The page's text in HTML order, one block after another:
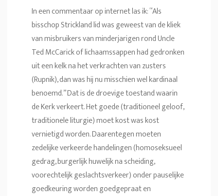
In een commentaar op internet las ik: “Als
bisschop Strickland lid was geweest van de kliek
van misbruikers van minderjarigen rond Uncle
Ted McCarick of lichaamssappen had gedronken
uit een kelk na het verkrachten van zusters
(Rupnik), dan was hij nu misschien wel kardinaal
benoemd.” Dat is de droevige toestand waarin
de Kerk verkeert. Het goede (traditioneel geloof,
traditionele liturgie) moet kost was kost
vernietigd worden. Daarentegen moeten
zedelijke verkeerde handelingen (homoseksueel
gedrag, burgerlijk huwelijk na scheiding,
voorechtelijk geslachtsverkeer) onder pauselijke
goedkeuring worden goedgepraat en